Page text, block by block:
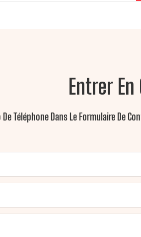
Entrer
Téléphone Dans Le Formulaire De